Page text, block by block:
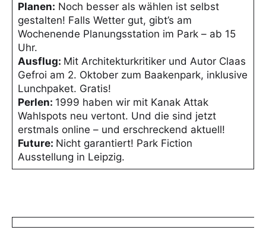
Planen: Noch besser als wählen ist selbst
gestalten! Falls Wetter gut, gibt’s am
Wochenende Planungsstation im Park – ab 15
Uhr.
Ausflug: Mit Architekturkritiker und Autor Claas
Gefroi am 2. Oktober zum Baakenpark, inklusive
Lunchpaket. Gratis!
Perlen: 1999 haben wir mit Kanak Attak
Wahlspots neu vertont. Und die sind jetzt
erstmals online – und erschreckend aktuell!
Future: Nicht garantiert! Park Fiction
Ausstellung in Leipzig.